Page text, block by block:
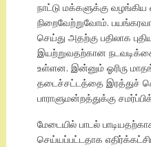
நாட்டு மக்களுக்கு வழங்கிய
நிறைவேற்றுவோம்.
செய்து அதற்கு பதிலாக
இயற்றுவதற்கான
உள்ளன. இன்னும் ஓரிரு
தடைச்சட்டத்தை இரத்துச்
பாராளுமன்றத்துக்கு
மேடையில் பாடல்
செய்யப்பட்டதாக